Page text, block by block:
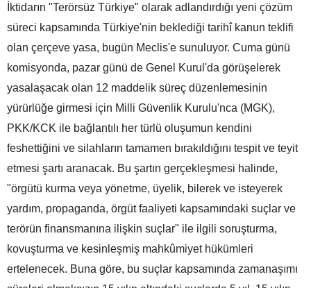
İktidarın "Terörsüz Türkiye" olarak adlandırdığı yeni çözüm
süreci kapsamında Türkiye'nin beklediği tarihî kanun teklifi
olan çerçeve yasa, bugün Meclis'e sunuluyor. Cuma günü
komisyonda, pazar günü de Genel Kurul'da görüşelerek
yasalaşacak olan 12 maddelik süreç düzenlemesinin
yürürlüğe girmesi için Milli Güvenlik Kurulu'nca (MGK),
PKK/KCK ile bağlantılı her türlü oluşumun kendini
feshettiğini ve silahların tamamen bırakıldığını tespit ve teyit
etmesi şartı aranacak. Bu şartın gerçekleşmesi halinde,
"örgütü kurma veya yönetme, üyelik, bilerek ve isteyerek
yardım, propaganda, örgüt faaliyeti kapsamındaki suçlar ve
terörün finansmanına ilişkin suçlar" ile ilgili soruşturma,
kovuşturma ve kesinleşmiş mahkûmiyet hükümleri
ertelenecek. Buna göre, bu suçlar kapsamında zamanaşımı